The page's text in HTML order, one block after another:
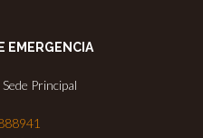
EMERGENCIA
Principal